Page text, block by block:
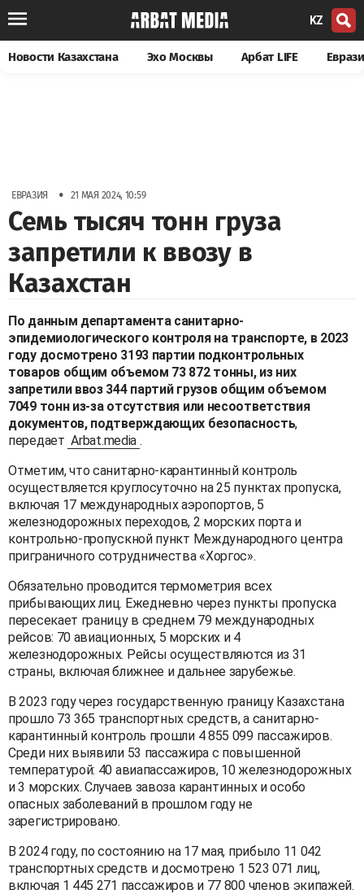
KZ
Новости Казахстана Эхо Москвы Арбат LIFE
ЕВРАЗИЯ • 21 МАЯ 2024, 10:59
Семь тысяч тонн груза
запретили к ввозу в
Казахстан
По данным департамента санитарно-
эпидемиологического контроля на транспорте, в 2023
году досмотрено 3193 партии подконтрольных
товаров общим объемом 73 872 тонны, из них
запретили ввоз 344 партий грузов общим объемом
7049 тонн из-за отсутствия или несоответствия
документов, подтверждающих безопасность,
передает Arbat.media .
Отметим, что санитарно-карантинный контроль
осуществляется круглосуточно на 25 пунктах пропуска,
включая 17 международных аэропортов, 5
железнодорожных переходов, 2 морских порта и
контрольно-пропускной пункт Международного центра
приграничного сотрудничества «Хоргос».
Обязательно проводится термометрия всех
прибывающих лиц. Ежедневно через пункты пропуска
пересекает границу в среднем 79 международных
рейсов: 70 авиационных, 5 морских и 4
железнодорожных. Рейсы осуществляются из 31
страны, включая ближнее и дальнее зарубежье.
В 2023 году через государственную границу Казахстана
прошло 73 365 транспортных средств, а санитарно-
карантинный контроль прошли 4 855 099 пассажиров.
Среди них выявили 53 пассажира с повышенной
температурой: 40 авиапассажиров, 10 железнодорожных
и 3 морских. Случаев завоза карантинных и особо
опасных заболеваний в прошлом году не
зарегистрировано.
В 2024 году, по состоянию на 17 мая, прибыло 11 042
транспортных средств и досмотрено 1 523 071 лиц,
включая 1 445 271 пассажиров и 77 800 членов экипажей.